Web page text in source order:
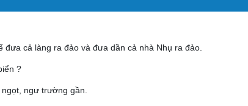
cả làng ra đảo và đưa dần cả nhà Nhụ ra đảo.
?
ngư trường gần.